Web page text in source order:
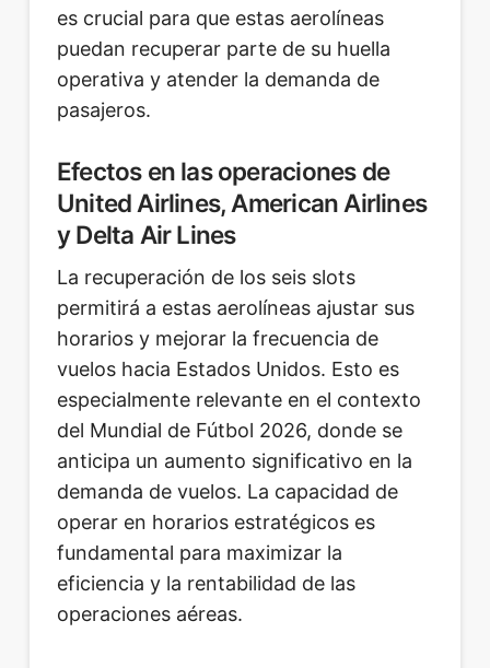
es crucial para que estas aerolíneas
puedan recuperar parte de su huella
operativa y atender la demanda de
pasajeros.
Efectos en las operaciones de
United Airlines, American Airlines
y Delta Air Lines
La recuperación de los seis slots
permitirá a estas aerolíneas ajustar sus
horarios y mejorar la frecuencia de
vuelos hacia Estados Unidos. Esto es
especialmente relevante en el contexto
del Mundial de Fútbol 2026, donde se
anticipa un aumento significativo en la
demanda de vuelos. La capacidad de
operar en horarios estratégicos es
fundamental para maximizar la
eficiencia y la rentabilidad de las
operaciones aéreas.